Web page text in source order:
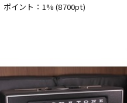
ポイント：1%(8700pt)